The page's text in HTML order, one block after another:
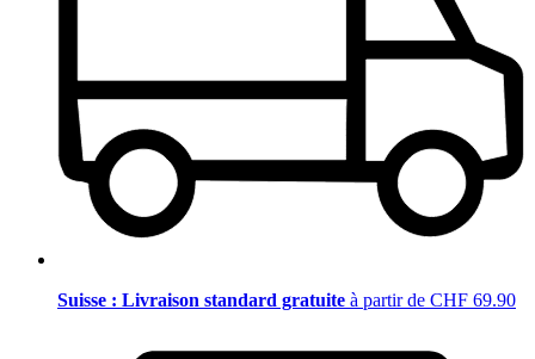
Suisse : Livraison standard gratuite à partir de CHF 69.90